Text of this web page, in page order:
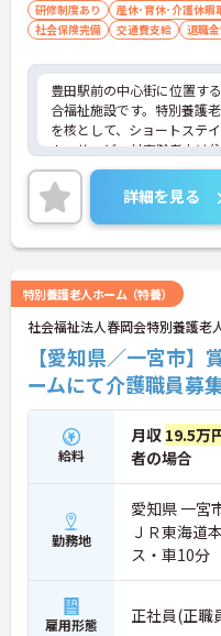
【賞与4ヶ月実績や充実し
した収入アップが見込めま
・4ヶ月分（過去実績）の
勤続1年以上から対象とな
ています。
・最大2万5000円の住居手
扶養手当などがあり、生活
けます。
研修制度あり
産休･育休･介護休暇
社会保険完備
交通費支給 退職
豊田駅前の中心街に位置す
合福祉施設です。特別養護
を核として、ショートステ
ム、サービス付高齢者向け
問介護、さらに「保育園」
交流の場として地域に開か
りを行っています。賞与実
居手当など手厚い待遇があ
きます。また、月平均の残
されるため、ワークライフ
境です。最新の介護技術を
おり、資格と経験を活かし
長期的なキャリアを築いて
ます。
★おすすめPOINT★
【着実なキャリアアップが
・施設内研修で最新の介護
あり、お持ちの資格や経験
が可能です。
【手厚い諸手当と賞与実績
ップが見込めます】
・賞与は計4ヶ月分の支給
りがしっかりと還元される
・規定に応じた住居手当や
養手当が充実しており、ご
詳細を見る
特別養護老人ホーム（特養）
社会福祉法人春岡会特別養護老
【愛知県／一宮市
ームにて介護職員募
給料
月収 19.5万
者の場合
勤務地
愛知県 一宮
ＪＲ東海道
ス・車10分
雇用形態 正社員(正職